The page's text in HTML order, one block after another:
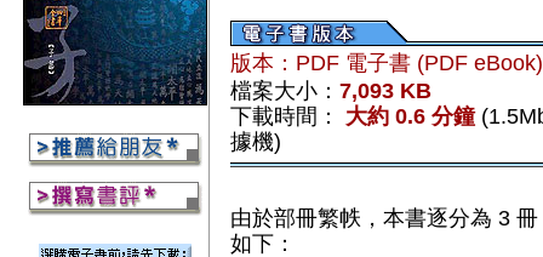
版本：PDF 電子書 (PDF
檔案大小： 7,093 KB
下載時間：
大約 0.6 分鐘
據機)
由於部冊繁帙，本書逐分為 3
如下：